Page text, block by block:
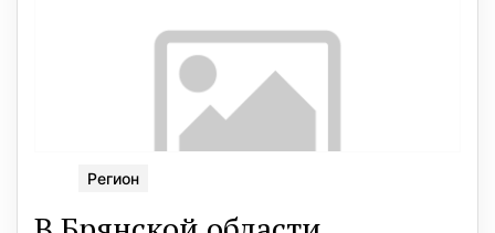
Регион